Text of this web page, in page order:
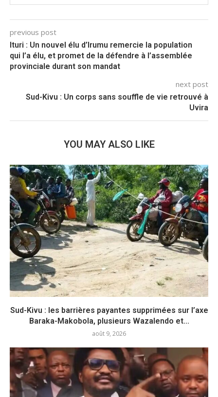
previous post
Ituri : Un nouvel élu d’Irumu remercie la population
qui l’a élu, et promet de la défendre à l’assemblée
provinciale durant son mandat
next post
Sud-Kivu : Un corps sans souffle de vie retrouvé à
Uvira
YOU MAY ALSO LIKE
Sud-Kivu : les barrières payantes supprimées sur l’axe
Baraka-Makobola, plusieurs Wazalendo et...
août 9, 2026